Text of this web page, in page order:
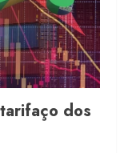
dos
Movimento